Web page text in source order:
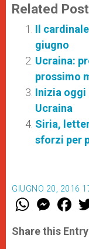
Related
Il
giugno
Ucraina:
prossimo
Inizia oggi
Ucraina
Siria,
sforzi per
GIUGNO 20, 2016
W
t
s
M
e
s
e
F
a
e
b
Share this Entry